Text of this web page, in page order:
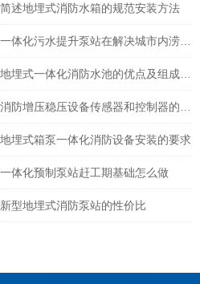
简述地埋式消防水箱的规范安装方法
地埋式箱泵一体化消防设备安装的要求
一体化预制泵站赶工期基础怎么做
新型地埋式消防泵站的性价比